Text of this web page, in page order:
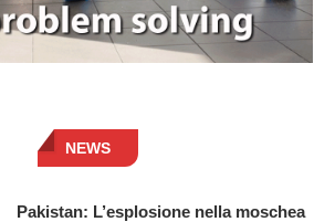
NEWS
Pakistan: L’esplosione nella moschea